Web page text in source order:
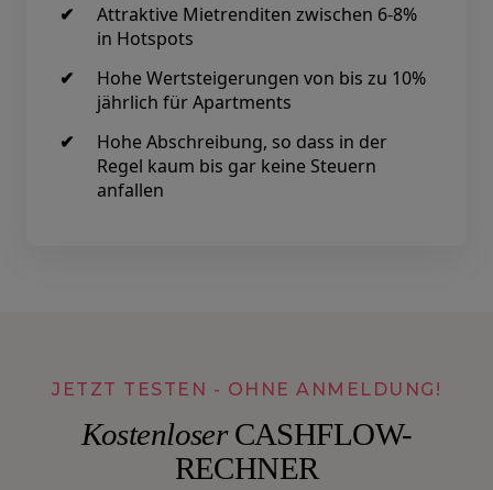
Attraktive Mietrenditen zwischen 6-8%
in Hotspots
Hohe Wertsteigerungen von bis zu 10%
jährlich für Apartments
Hohe Abschreibung, so dass in der
Regel kaum bis gar keine Steuern
anfallen
JETZT TESTEN - OHNE ANMELDUNG!
KostenloserCASHFLOW-
RECHNER